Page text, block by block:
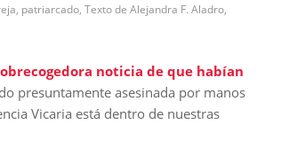
, patriarcado, Texto de Alejandra F. Aladro,
noticia de que habían
presuntamente asesinada por manos
Vicaria está dentro de nuestras